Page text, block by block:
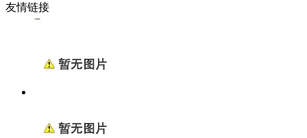
友情链接